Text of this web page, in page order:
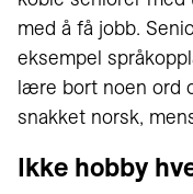
med å få jobb.
eksempel
lære bort noen ord
snakket norsk,
Ikke hobby